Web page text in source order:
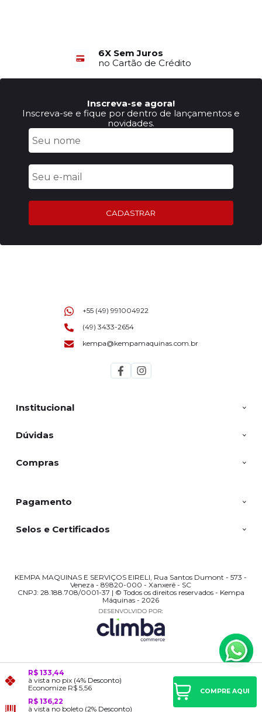
6X Sem Juros
no Cartão de Crédito
Inscreva-se agora!
Inscreva-se e fique por dentro de lançamentos e
novidades.
CADASTRAR
Institucional
Dúvidas
Compras
+55 (49) 991004922
(49) 3433-2654
kempa@kempamaquinas.com.br
Pagamento
Selos e Certificados
KEMPA MAQUINAS E SERVIÇOS EIRELI, Rua Santos Dumont - 573 -
Veneza - 89820-000 - Xanxerê - SC
CNPJ: 28.188.708/0001-37 | © Todos os direitos reservados - Kempa
Máquinas - 2026
R$ 133,44
à vista no pix (4% Desconto)
Economize R$ 5,56
R$ 136,22
à vista no boleto (2% Desconto)
COMPRE AQUI